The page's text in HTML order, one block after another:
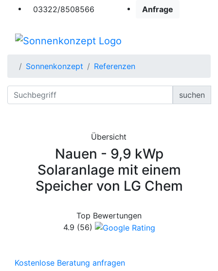
03322/8508566 Anfrage
Sonnenkonzept Referenzen
suchen
Übersicht
Nauen - 9,9 kWp
Solaranlage mit einem
Speicher von LG Chem
Top Bewertungen
4.9 (56)
Kostenlose Beratung anfragen